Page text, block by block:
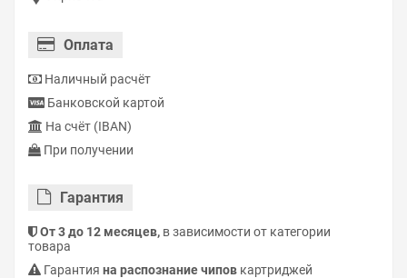
Оплата
Наличный расчёт
Банковской картой
На счёт (IBAN)
При получении
Гарантия
От 3 до 12 месяцев, в зависимости от категории
товара
Гарантия на распознание чипов картриджей